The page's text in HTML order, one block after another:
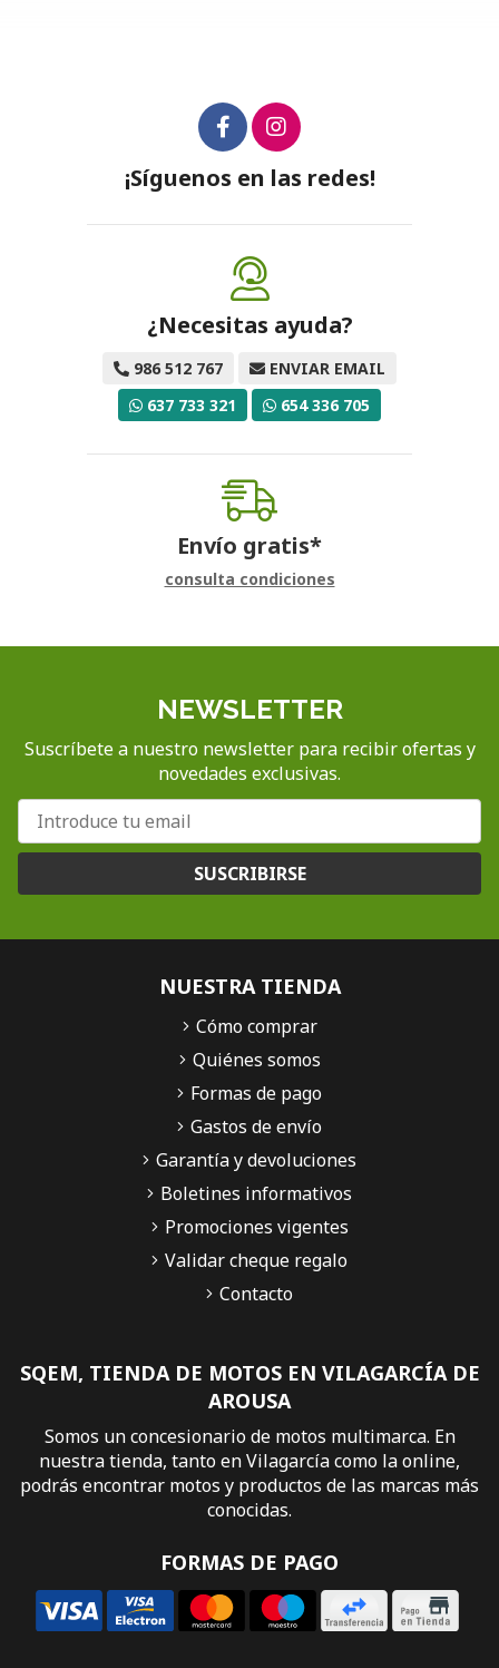
¡Síguenos en las redes!
¿Necesitas ayuda?
986 512 767
ENVIAR EMAIL
637 733 321
654 336 705
Envío gratis*
consulta condiciones
NEWSLETTER
Suscríbete a nuestro newsletter para recibir ofertas y
novedades exclusivas.
SUSCRIBIRSE
SQEM, TIENDA DE MOTOS EN VILAGARCÍA DE
AROUSA
Somos un concesionario de motos multimarca. En
nuestra tienda, tanto en Vilagarcía como la online,
podrás encontrar motos y productos de las marcas más
conocidas.
FORMAS DE PAGO
NUESTRA TIENDA
Cómo comprar
Quiénes somos
Formas de pago
Gastos de envío
Garantía y devoluciones
Boletines informativos
Promociones vigentes
Validar cheque regalo
Contacto